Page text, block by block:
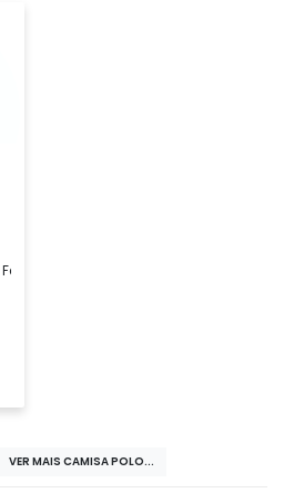
FabricaÇÃo PrÓpria,
VER MAIS CAMISA POLO...